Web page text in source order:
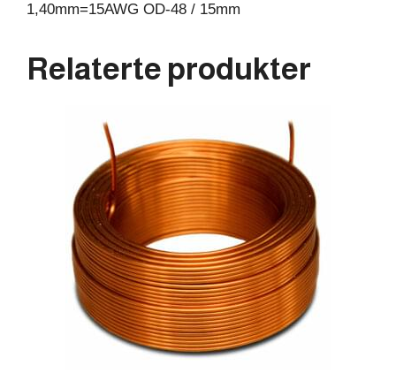
1,40mm=15AWG OD-48 / 15mm
Relaterte produkter